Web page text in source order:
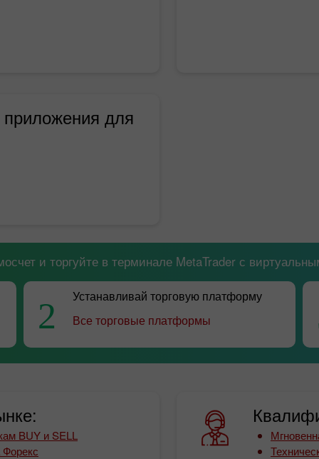
для
и торгуйте в терминале MetaTrader с
2
Устанавливай торговую платформу
Все торговые платформы
BUY и SELL